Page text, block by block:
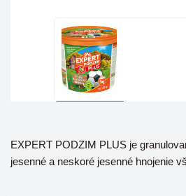
EXPERT PODZIM PLUS je
jesenné a neskoré jesenné hnojenie